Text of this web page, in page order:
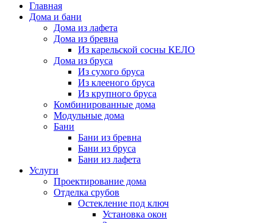
Главная
Дома и бани
Дома из лафета
Дома из бревна
Из карельской сосны КЕЛО
Дома из бруса
Из сухого бруса
Из клееного бруса
Из крупного бруса
Комбинированные дома
Модульные дома
Бани
Бани из бревна
Бани из бруса
Бани из лафета
Услуги
Проектирование дома
Отделка срубов
Остекление под ключ
Установка окон